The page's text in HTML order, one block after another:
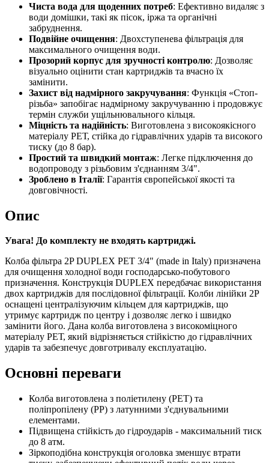
Чиста вода для щоденних потреб: Ефективно видаляє з
води домішки, такі як пісок, іржа та органічні
забруднення.
Подвійне очищення: Двохступенева фільтрація для
максимального очищення води.
Прозорий корпус для зручності контролю: Дозволяє
візуально оцінити стан картриджів та вчасно їх
замінити.
Захист від надмірного закручування: Функція «Стоп-
різьба» запобігає надмірному закручуванню і продовжує
термін служби ущільнювального кільця.
Міцність та надійність: Виготовлена з високоякісного
матеріалу РЕТ, стійка до гідравлічних ударів та високого
тиску (до 8 бар).
Простий та швидкий монтаж: Легке підключення до
водопроводу з різьбовим з'єднанням 3/4".
Зроблено в Італії: Гарантія європейської якості та
довговічності.
Опис
Увага! До комплекту не входять картриджі.
Колба фільтра 2P DUPLEX РЕТ 3/4" (made in Italy) призначена
для очищення холодної води господарсько-побутового
призначення. Конструкція DUPLEX передбачає використання
двох картриджів для послідовної фільтрації. Колби лінійки 2P
оснащені централізуючим кільцем для картриджів, що
утримує картридж по центру і дозволяє легко і швидко
замінити його. Дана колба виготовлена з високоміцного
матеріалу РЕТ, який відрізняється стійкістю до гідравлічних
ударів та забезпечує довготривалу експлуатацію.
Основні переваги
Колба виготовлена з поліетилену (PET) та
поліпропілену (PP) з латунними з'єднувальними
елементами.
Підвищена стійкість до гідроударів - максимальний тиск
до 8 атм.
Зіркоподібна конструкція оголовка зменшує втрати